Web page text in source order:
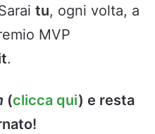
tu, ogni volta, a
MVP
.
(clicca qui) e resta